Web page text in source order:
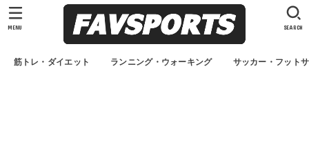
筋トレ・ダイエット ランニング・ウォーキング サッカー・フット
SEARCH
MENU